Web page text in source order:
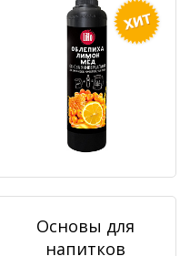
Основы для
напитков